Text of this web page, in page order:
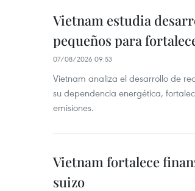
Vietnam estudia
pequeños para
07/08/2026 09:53
Vietnam analiza el desarrollo de
su dependencia energética,
emisiones.
Vietnam fortalece
suizo